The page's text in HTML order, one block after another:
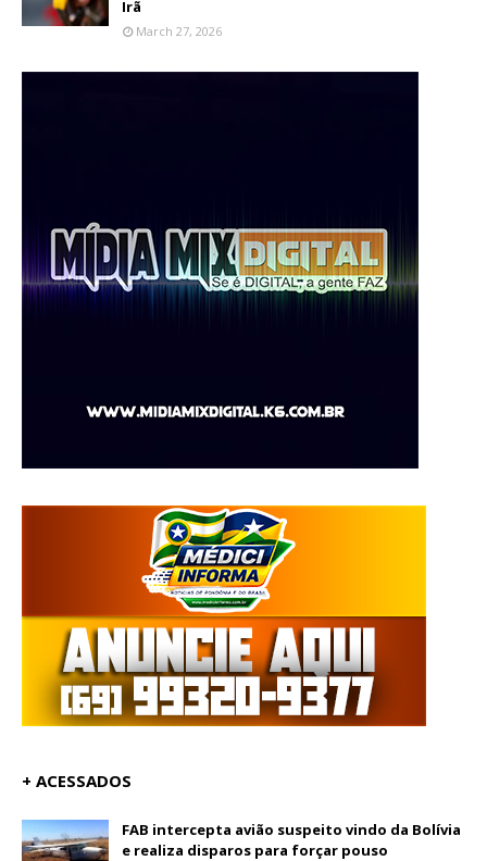
Irã
March 27, 2026
+ ACESSADOS
FAB intercepta avião suspeito vindo da Bolívia
e realiza disparos para forçar pouso